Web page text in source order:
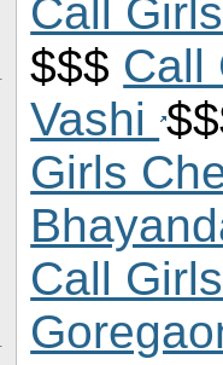
Call
$$$ Call
Vashi
Girls
Call